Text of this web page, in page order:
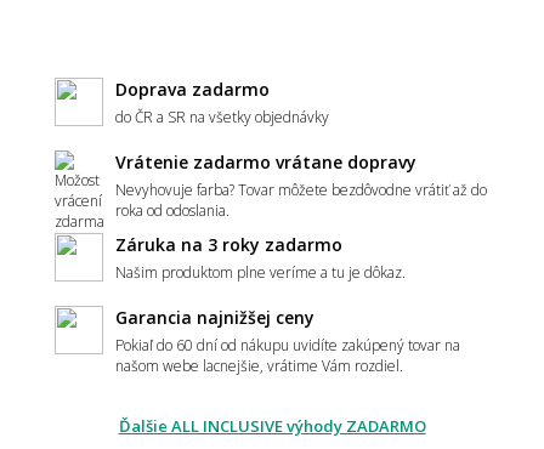
Doprava zadarmo
do ČR a SR na všetky objednávky
Vrátenie zadarmo vrátane dopravy
Nevyhovuje farba? Tovar môžete bezdôvodne vrátiť až do
roka od odoslania.
Záruka na 3 roky zadarmo
Našim produktom plne veríme a tu je dôkaz.
Garancia najnižšej ceny
Pokiaľ do 60 dní od nákupu uvidíte zakúpený tovar na
našom webe lacnejšie, vrátime Vám rozdiel.
Ďalšie ALL INCLUSIVE výhody ZADARMO